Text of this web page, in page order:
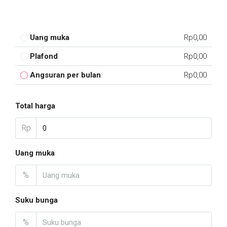
Uang muka Rp0,00
Plafond Rp0,00
Angsuran per bulan Rp0,00
Total harga
Rp
Uang muka
%
Suku bunga
%